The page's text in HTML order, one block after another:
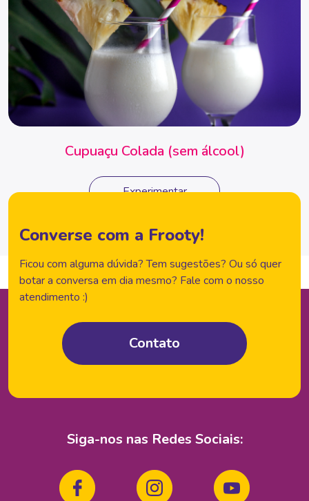
Cupuaçu Colada (sem álcool)
Experimentar
Converse com a Frooty!
Ficou com alguma dúvida? Tem sugestões? Ou só quer
botar a conversa em dia mesmo? Fale com o nosso
atendimento :)
Contato
Siga-nos nas Redes Sociais: